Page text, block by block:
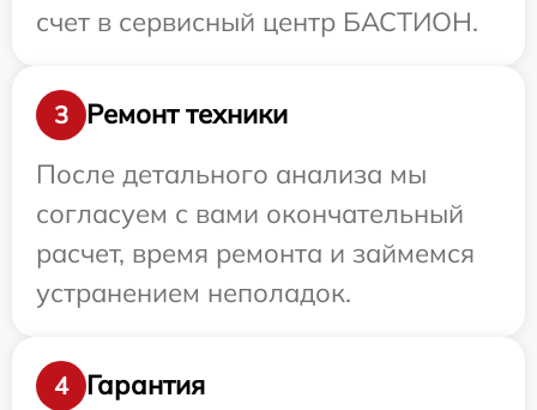
счет в сервисный центр БАСТИОН.
3
Ремонт техники
После детального анализа мы
согласуем с вами окончательный
расчет, время ремонта и займемся
устранением неполадок.
4
Гарантия